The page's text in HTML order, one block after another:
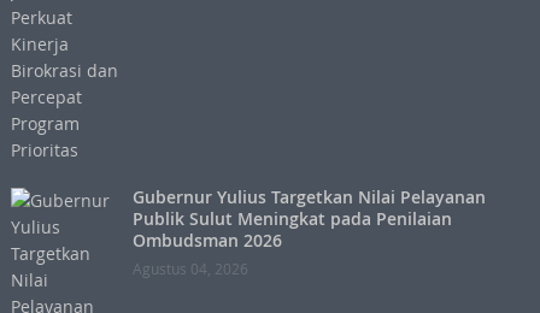
Gubernur Yulius Targetkan Nilai Pelayanan
Publik Sulut Meningkat pada Penilaian
Ombudsman 2026
Agustus 04, 2026